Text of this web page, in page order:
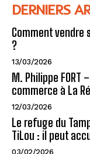
DERNIERS
Comment vendre
?
13/03/2026
M. Philippe
commerce à La
12/03/2026
Le refuge du
TiLou : il peut
03/02/2026